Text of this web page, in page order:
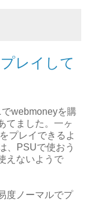
レイして
webmoneyを購
てました。一ヶ
プレイできるよ
、PSUで使おう
えないようで
度ノーマルでプ